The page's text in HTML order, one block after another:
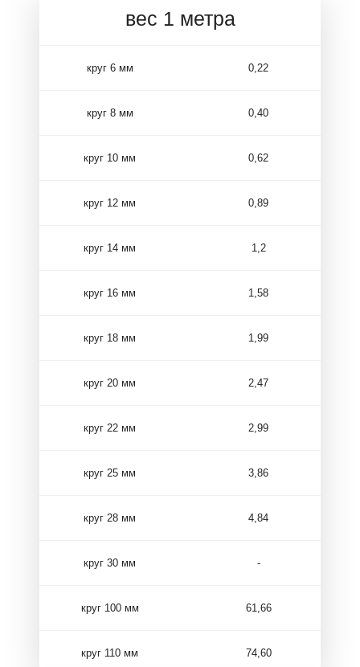
вес 1 метра
круг 6 мм 0,22
круг 8 мм 0,40
круг 10 мм 0,62
круг 12 мм 0,89
круг 14 мм 1,2
круг 16 мм 1,58
круг 18 мм 1,99
круг 20 мм 2,47
круг 22 мм 2,99
круг 25 мм 3,86
круг 28 мм 4,84
круг 30 мм -
круг 100 мм 61,66
круг 110 мм 74,60